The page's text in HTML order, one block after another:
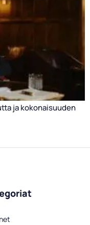
ja kokonaisuuden